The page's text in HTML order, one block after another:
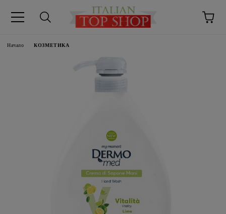
Начало КОЗМЕТИКА